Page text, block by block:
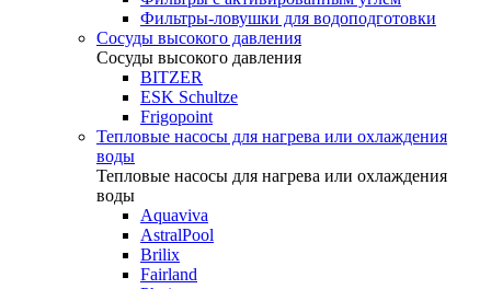
Фильтры-ловушки для водоподготовки
Сосуды высокого давления
Сосуды высокого давления
BITZER
ESK Schultze
Frigopoint
Тепловые насосы для нагрева или охлаждения
воды
Тепловые насосы для нагрева или охлаждения
воды
Aquaviva
AstralPool
Brilix
Fairland